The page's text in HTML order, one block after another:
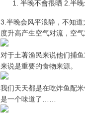
半晚不會很晒 2.半
3.半晚会风平浪静，不知
度升高产生空气对流，空
对于土著渔民来说他们捕
来说是重要的食物来源。
我们天天都是在吃炸鱼配
是一个味道了……